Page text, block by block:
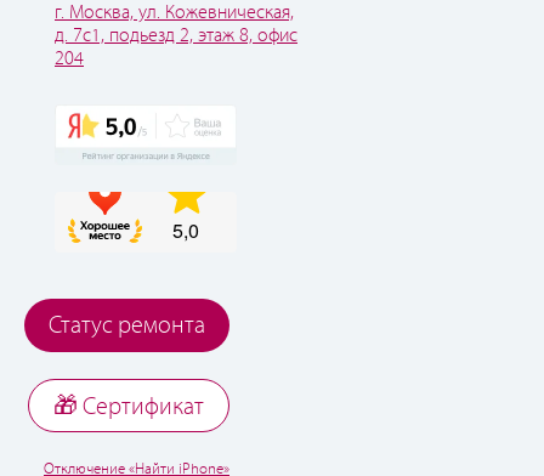
г. Москва, ул. Кожевническая,
д. 7с1, подьезд 2, этаж 8, офис
204
Статус ремонта
🎁 Cертификат
Отключение «Найти iPhone»